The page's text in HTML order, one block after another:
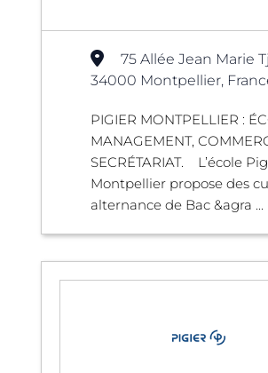
75 Allée Jean Marie
34000 Montpellier,
PIGIER MONTPELLIER :
MANAGEMENT,
SECRÉTARIAT. L’école
Montpellier propose des
alternance de Bac &agra ...